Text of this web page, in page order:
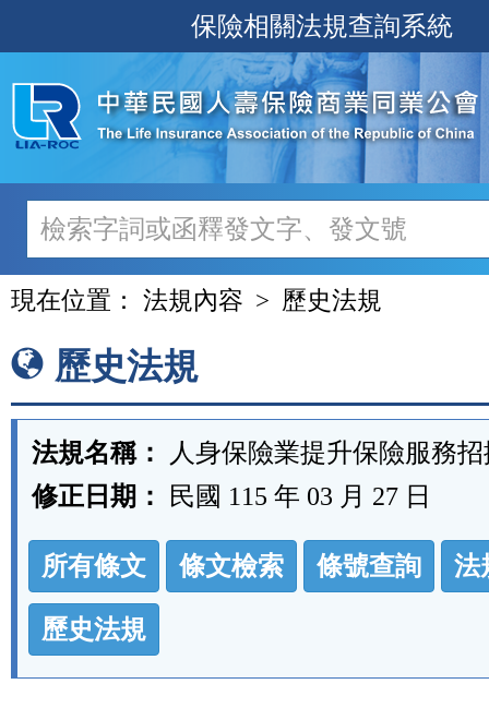
至
主
內
容
保險相關法規查詢系統
現在位置： 法規內容 歷史法規
歷史法規
法規名稱：
人身保險業提升保險服務
修正日期：
民國 115 年 03 月 27 日
法
規
功
能
按
所有條文 條文檢索 條號查詢 法
歷史法規